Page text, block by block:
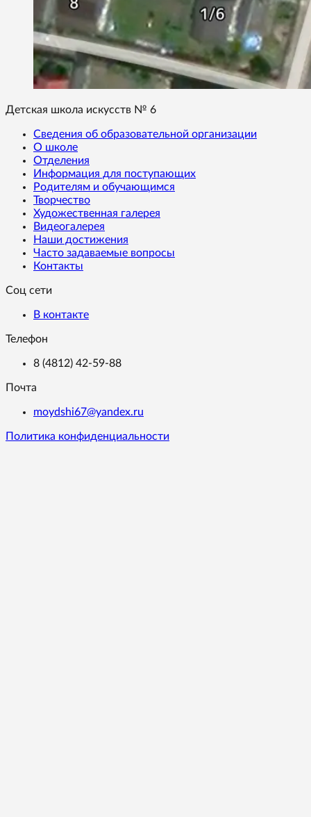
Детская школа искусств № 6
Сведения об образовательной организации
О школе
Отделения
Информация для поступающих
Родителям и обучающимся
Творчество
Художественная галерея
Видеогалерея
Наши достижения
Часто задаваемые вопросы
Контакты
Соц сети
В контакте
Телефон
8 (4812) 42-59-88
Почта
moydshi67@yandex.ru
Политика конфиденциальности